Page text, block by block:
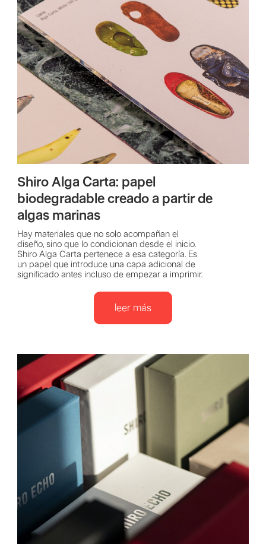
Shiro Alga Carta: papel
biodegradable creado a partir de
algas marinas
Hay materiales que no solo acompañan el
diseño, sino que lo condicionan desde el inicio.
Shiro Alga Carta pertenece a esa categoría. Es
un papel que introduce una capa adicional de
significado antes incluso de empezar a imprimir.
leer más